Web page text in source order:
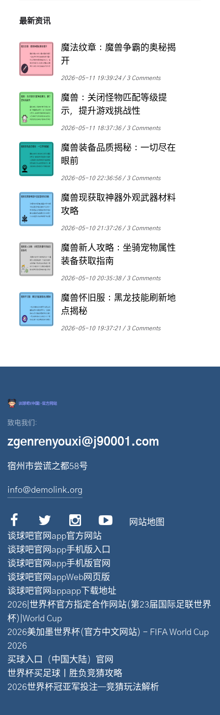
最新资讯
魔法纹章：魔兽争霸的奥秘揭
开
2026-05-11 19:39:24 3 Comments
魔兽：关闭怪物匹配等级提
示，提升游戏挑战性
2026-05-11 18:37:36 3 Comments
魔兽装备品质揭秘：一切尽在
眼前
2026-05-10 22:36:56 3 Comments
魔兽现获取神器外观武器材料
攻略
2026-05-10 21:37:26 3 Comments
魔兽新人攻略：坐骑宠物属性
装备获取指南
2026-05-10 20:35:38 3 Comments
魔兽怀旧服：黑龙技能刷新地
点揭秘
2026-05-10 19:37:21 3 Comments
致电我们:
zgenrenyouxi@j90001.com
宿州市尝谎之都58号
info@demolink.org
网站地图
谈球吧官网app官方网站
谈球吧官网app手机版入口
谈球吧官网app手机版官网
谈球吧官网appWeb网页版
谈球吧官网appapp下载地址
2026|世界杯官方指定合作网站(第23届国际足联世界
杯)|World Cup
2026美加墨世界杯(官方中文网站) - FIFA World Cup
2026
买球入口（中国大陆）官网
世界杯买足球丨胜负竞猜攻略
2026世界杯冠亚军投注—竞猜玩法解析